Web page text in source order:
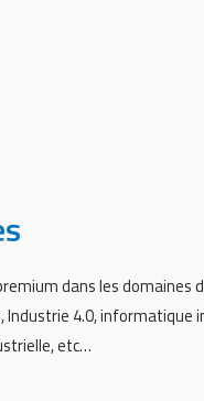
dans les domaines
Industrie 4.0, informatique
etc…